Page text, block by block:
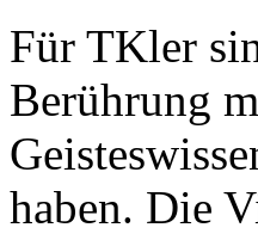
Für TKler
Berührung
haben. Die